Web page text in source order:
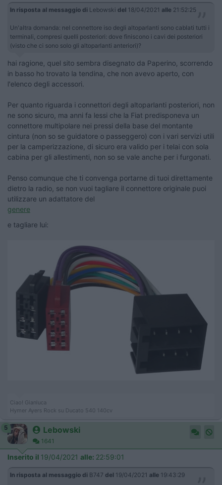
In risposta al messaggio di Lebowski del 18/04/2021 alle 21:52:25
Un'altra domanda: nel connettore iso degli altoparlanti sono cablati tutti i
terminali, compresi quelli posteriori: dove finiscono i cavi dei posteriori
(visto che ci sono solo gli altoparlanti anteriori)?
hai ragione, quel sito sembra disegnato da Paperino, scorrendo
in basso ho trovato la tendina, che non avevo aperto, con
l'elenco degli accessori.
Per quanto riguarda i connettori degli altoparlanti posteriori, non
ne sono sicuro, ma anni fa lessi che la Fiat predisponeva un
connettore multipolare nei pressi della base del montante
cintura (non so se guidatore o passeggero) con i vari servizi utili
per la camperizzazione, di sicuro era valido per i telai con sola
cabina per gli allestimenti, non so se vale anche per i furgonati.
Penso comunque che ti convenga portarne di tuoi direttamente
dietro la radio, se non vuoi tagliare il connettore originale puoi
utilizzare un adattatore del
genere
e tagliare lui:
Ciao! Gianluca
Hymer Ayers Rock su Ducato 540 140cv
5 Lebowski
1641
Inserito il 19/04/2021 alle: 22:59:01
In risposta al messaggio di B747 del 19/04/2021 alle 19:43:29